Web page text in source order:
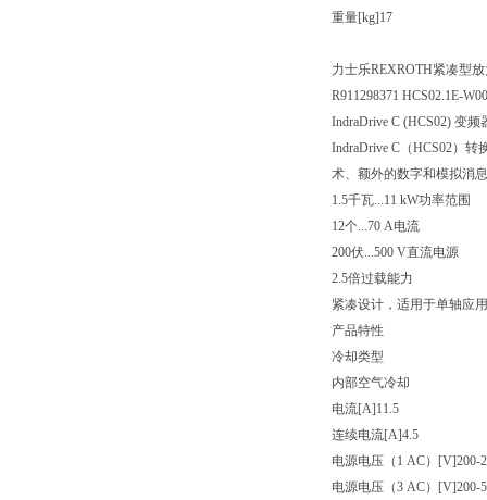
重量[kg]17
力士乐REXROTH紧凑型
R911298371 HCS02.1E-
IndraDrive C (HCS02) 变频
IndraDrive C（HCS02）
术、额外的数字和模拟消
1.5千瓦...11 kW功率范围
12个...70 A电流
200伏...500 V直流电源
2.5倍过载能力
紧凑设计，适用于单轴应用
产品特性
冷却类型
内部空气冷却
电流[A]11.5
连续电流[A]4.5
电源电压（1 AC）[V]200-
电源电压（3 AC）[V]200-